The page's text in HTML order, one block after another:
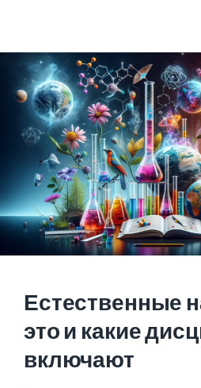
Естественные
это и какие
включают